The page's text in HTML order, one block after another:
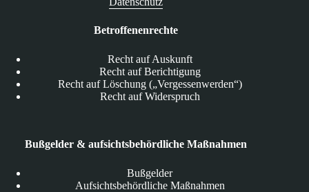
Betroffenenrechte
Recht auf Auskunft
Recht auf Berichtigung
Recht auf Löschung („Vergessenwerden“)
Recht auf Widerspruch
Bußgelder & aufsichtsbehördliche Maßnahmen
Bußgelder
Aufsichtsbehördliche Maßnahmen